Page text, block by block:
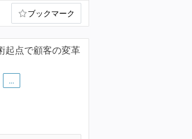
ブックマーク
起点で顧客の変革
…